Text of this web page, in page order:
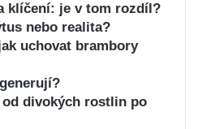
klíčení: je v tom rozdíl?
nebo realita?
uchovat brambory
divokých rostlin po